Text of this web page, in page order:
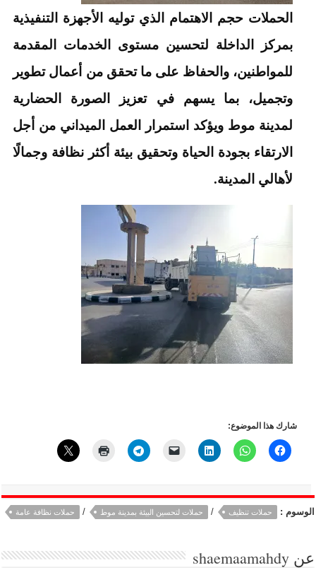
الحملات حجم الاهتمام الذي توليه الأجهزة التنفيذية
بمركز الداخلة لتحسين مستوى الخدمات المقدمة
للمواطنين، والحفاظ على ما تحقق من أعمال تطوير
وتجميل، بما يسهم في تعزيز الصورة الحضارية
لمدينة موط ويؤكد استمرار العمل الميداني من أجل
الارتقاء بجودة الحياة وتحقيق بيئة أكثر نظافة وجمالًا
لأهالي المدينة.
شارك هذا الموضوع:
الوسوم : حملات تنظيف / حملات لتحسين البيئة بمدينة موط / حملات نظافة عامة
عنshaemaamahdy